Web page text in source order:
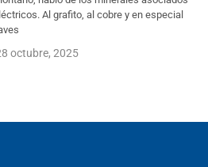
Al grafito, al cobre y en especial
octubre, 2025